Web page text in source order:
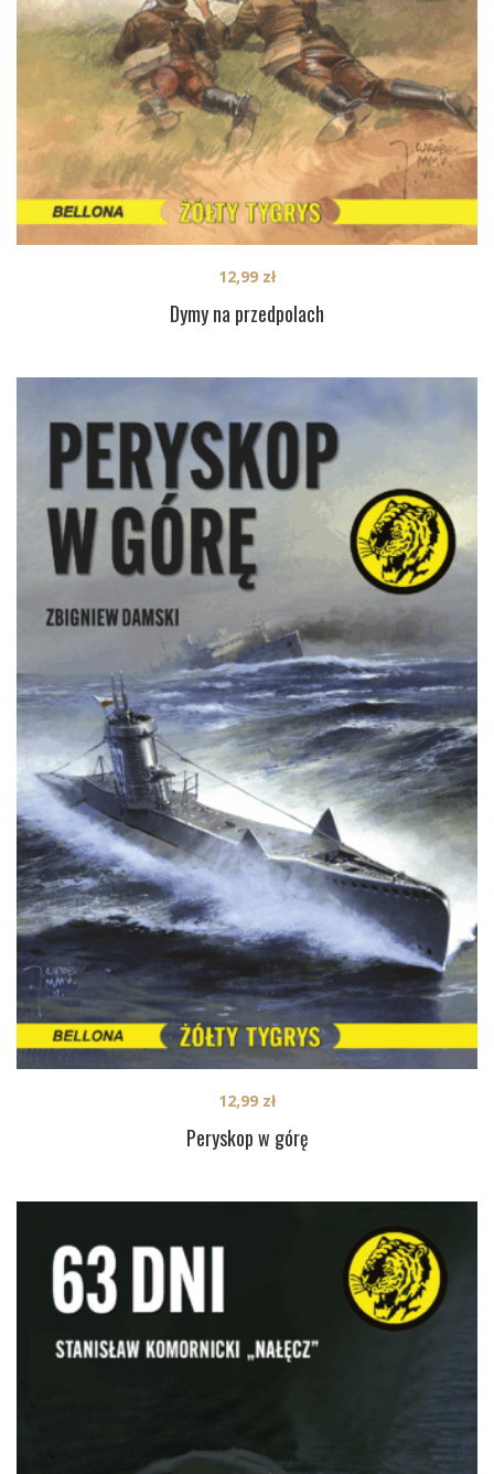
Dymy na przedpolach
12,99 zł
Peryskop w górę
12,99 zł